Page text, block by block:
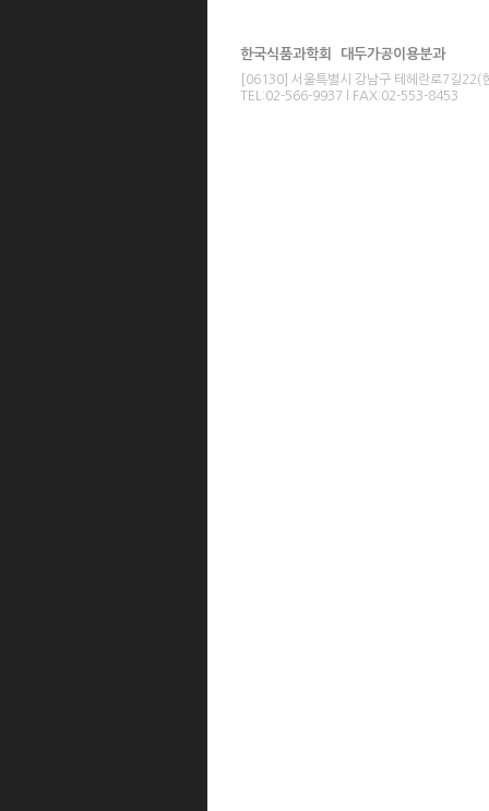
한국식품과학회 대두가공이용분과
[06130] 서울특별시 강남구 테헤란로7길22(
TEL:02-566-9937 l FAX:02-553-8453